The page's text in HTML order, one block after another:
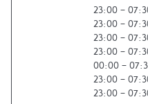
-
23:00
-
23:00
-
23:00
-
23:00
-
00:00
-
23:00
-
23:00